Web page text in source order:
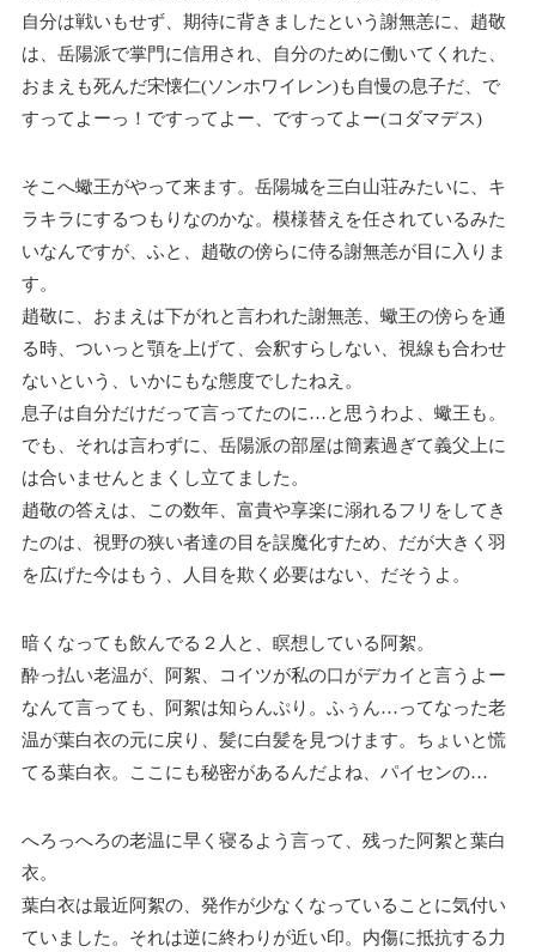
自分は戦いもせず、期待に背きましたという謝無恙に、趙敬
は、岳陽派で掌門に信用され、自分のために働いてくれた、
おまえも死んだ宋懐仁(ソンホワイレン)も自慢の息子だ、で
すってよーっ！ ですってよー、 ですってよー(コダマデス)
そこへ蠍王がやって来ます。岳陽城を三白山荘みたいに、キ
ラキラにするつもりなのかな。模様替えを任されているみた
いなんですが、ふと、趙敬の傍らに侍る謝無恙が目に入りま
す。
趙敬に、おまえは下がれと言われた謝無恙、蠍王の傍らを通
る時、ついっと顎を上げて、会釈すらしない、視線も合わせ
ないという、いかにもな態度でしたねえ。
息子は自分だけだって言ってたのに…と思うわよ、蠍王も。
でも、それは言わずに、岳陽派の部屋は簡素過ぎて義父上に
は合いませんとまくし立てました。
趙敬の答えは、この数年、富貴や享楽に溺れるフリをしてき
たのは、視野の狭い者達の目を誤魔化すため、だが大きく羽
を広げた今はもう、人目を欺く必要はない、だそうよ。
暗くなっても飲んでる２人と、瞑想している阿絮。
酔っ払い老温が、阿絮、コイツが私の口がデカイと言うよー
なんて言っても、阿絮は知らんぷり。ふぅん…ってなった老
温が葉白衣の元に戻り、髪に白髪を見つけます。ちょいと慌
てる葉白衣。ここにも秘密があるんだよね、パイセンの…
へろっへろの老温に早く寝るよう言って、残った阿絮と葉白
衣。
葉白衣は最近阿絮の、発作が少なくなっていることに気付い
ていました。それは逆に終わりが近い印。内傷に抵抗する力